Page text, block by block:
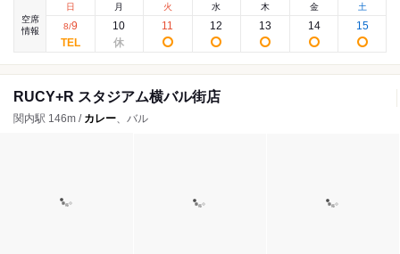
空席
情報
日
8/9
月
10
火
11
水
12
木
13
金
14
土
15
RUCY+R スタジアム横バル街店
関内駅 146m / カレー 、バル